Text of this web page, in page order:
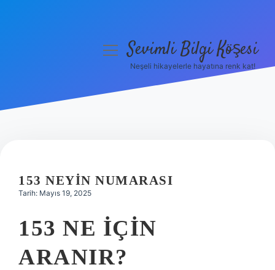
Hakkımızda
menüyüSevimli Bilgi Köşesi
Neşeli hikayelerle hayatına renk kat!
153 NEYIN NUMARASI
Tarih: Mayıs 19, 2025
153 NE IÇIN
ARANIR?